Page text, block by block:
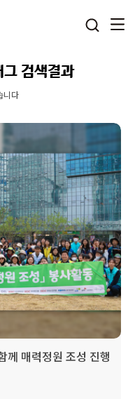
그 검색결과
니다
께 매력정원 조성 진행